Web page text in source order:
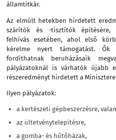
államtitkár.
Az elmúlt hetekben hirdetett
szárítók és -tisztítók építésére,
felhívás esetében, ahol első
kérelme nyert támogatást.
fordíthatnak beruházásaik
pályázatoknál is várhatók újabb
részeredményt hirdetett a
Ilyen pályázatok:
a kertészeti gépbeszerzésre,
az ültetvénytelepítésre,
a gomba- és hűtőházak,